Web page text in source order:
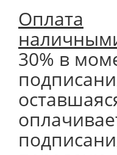
Оплата
30% в